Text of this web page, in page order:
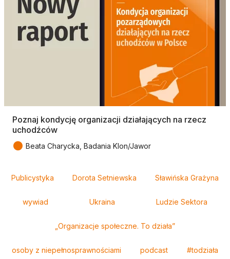
Poznaj kondycję organizacji działających na rzecz
uchodźców
● Beata Charycka, Badania Klon/Jawor
Publicystyka Dorota Setniewska Sławińska Grażyna
wywiad Ukraina Ludzie Sektora
„Organizacje społeczne. To działa”
osoby z niepełnosprawnościami podcast #todziała